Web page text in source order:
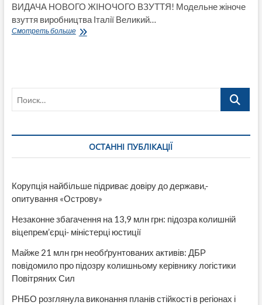
ВИДАЧА НОВОГО ЖІНОЧОГО ВЗУТТЯ! Модельне жіноче
взуття виробництва Італії Великий…
Смотреть большеЖінок
Поиск…
ОСТАННІ ПУБЛІКАЦІЇ
Корупція найбільше підриває довіру до держави,-
опитування «Острову»
Незаконне збагачення на 13,9 млн грн: підозра колишній
віцепрем’єрці- міністерці юстиції
Майже 21 млн грн необґрунтованих активів: ДБР
повідомило про підозру колишньому керівнику логістики
Повітряних Сил
РНБО розглянула виконання планів стійкості в регіонах і